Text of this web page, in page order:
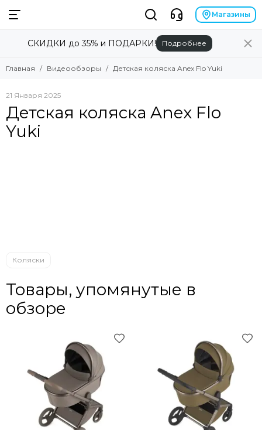
Магазины
СКИДКИ до 35% и ПОДАРКИ! Подробнее
Главная Видеообзоры Детская коляска Anex Flo Yuki
21 Января 2025
Детская коляска Anex Flo
Yuki
Коляски
Товары, упомянутые в
обзоре